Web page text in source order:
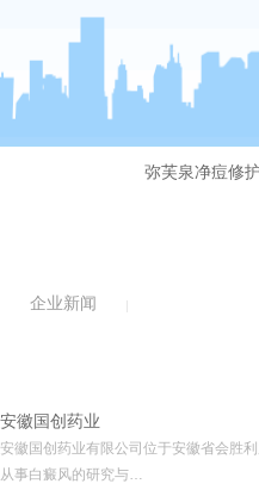
弥芙泉净痘修
企业新闻
安徽国创药业
安徽国创药业有限公司位于安徽省会胜
从事白癜风的研究与…